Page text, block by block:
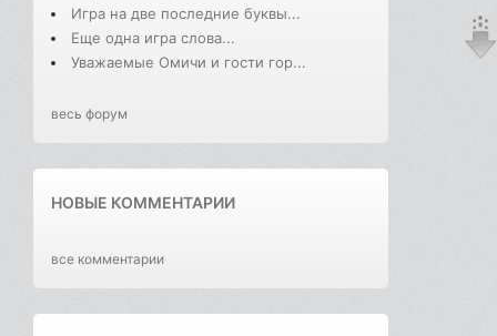
Игра на две последние буквы...
Еще одна игра слова...
Уважаемые Омичи и гости гор...
весь форум
НОВЫЕ КОММЕНТАРИИ
все комментарии